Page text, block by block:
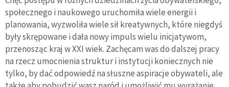
społecznego i naukowego uruchomiła wiele energii i
planowania, wyzwoliła wiele sił kreatywnych, które niegdyś
były skrępowane i dała nowy impuls wielu inicjatywom,
przenosząc kraj w XXI wiek. Zachęcam was do dalszej pracy
na rzecz umocnienia struktur i instytucji koniecznych nie
tylko, by dać odpowiedź na słuszne aspiracje obywateli, ale